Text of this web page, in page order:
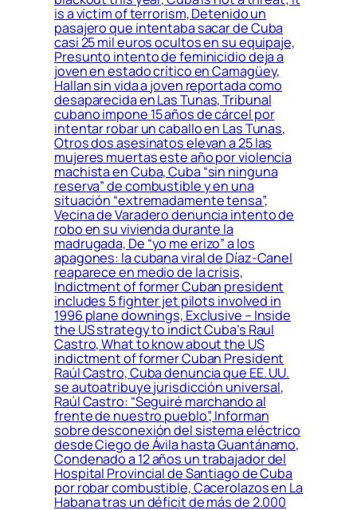
is a victim of terrorism, Detenido un
pasajero que intentaba sacar de Cuba
casi 25 mil euros ocultos en su equipaje,
Presunto intento de feminicidio deja a
joven en estado crítico en Camagüey,
Hallan sin vida a joven reportada como
desaparecida en Las Tunas, Tribunal
cubano impone 15 años de cárcel por
intentar robar un caballo en Las Tunas,
Otros dos asesinatos elevan a 25 las
mujeres muertas este año por violencia
machista en Cuba, Cuba “sin ninguna
reserva” de combustible y en una
situación “extremadamente tensa”,
Vecina de Varadero denuncia intento de
robo en su vivienda durante la
madrugada, De “yo me erizo” a los
apagones: la cubana viral de Díaz-Canel
reaparece en medio de la crisis,
Indictment of former Cuban president
includes 5 fighter jet pilots involved in
1996 plane downings, Exclusive – Inside
the US strategy to indict Cuba’s Raul
Castro, What to know about the US
indictment of former Cuban President
Raúl Castro, Cuba denuncia que EE. UU.
se autoatribuye jurisdicción universal,
Raúl Castro: “Seguiré marchando al
frente de nuestro pueblo”, Informan
sobre desconexión del sistema eléctrico
desde Ciego de Ávila hasta Guantánamo,
Condenado a 12 años un trabajador del
Hospital Provincial de Santiago de Cuba
por robar combustible, Cacerolazos en La
Habana tras un déficit de más de 2.000